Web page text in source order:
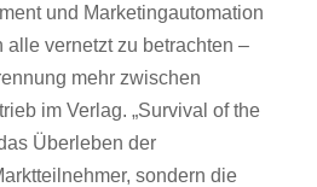
und Marketingautomation
vernetzt zu betrachten –
mehr zwischen
im Verlag. „Survival of the
Überleben der
sondern die